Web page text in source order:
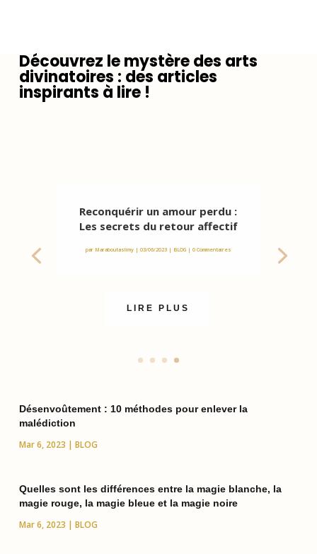
Découvrez le mystère des arts
divinatoires : des articles
inspirants à lire !
Reconquérir un amour perdu :
Les secrets du retour affectif
par Maraboutaslimy| 03/06/2023| BLOG| 0 Commentaires
LIRE PLUS
Désenvoûtement : 10 méthodes pour enlever la
malédiction
Mar 6, 2023 | BLOG
Quelles sont les différences entre la magie blanche, la
magie rouge, la magie bleue et la magie noire
Mar 6, 2023 | BLOG